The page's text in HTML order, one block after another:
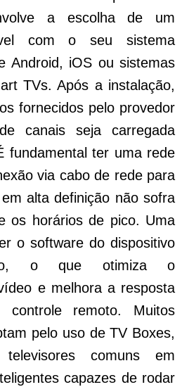
a escolha de um
com o seu sistema
Android, iOS ou sistemas
TVs. Após a instalação,
fornecidos pelo provedor
canais seja carregada
fundamental ter uma rede
via cabo de rede para
alta definição não sofra
os horários de pico. Uma
o software do dispositivo
o que otimiza o
e melhora a resposta
controle remoto. Muitos
pelo uso de TV Boxes,
comuns em
capazes de rodar